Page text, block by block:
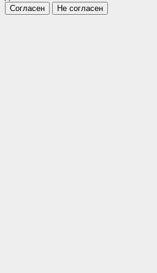
Согласен Не согласен